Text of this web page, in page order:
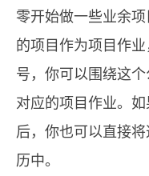
零开始做一些业余
的项目作为项目作
号，你可以围绕这
对应的项目作业。
后，你也可以直接
历中。